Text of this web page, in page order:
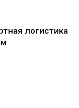
логистика